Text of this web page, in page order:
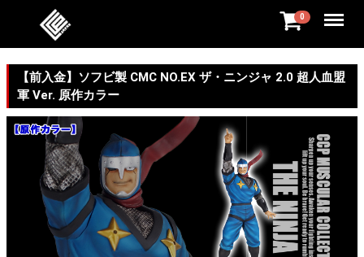
0 Menu
【前入金】ソフビ製 CMC NO.EX ザ・ニンジャ 2.0 超人血盟
軍 Ver. 原作カラー